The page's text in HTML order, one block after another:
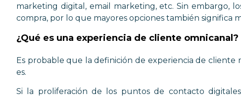
marketing digital, email marketing, etc. Sin embargo,
compra, por lo que mayores opciones también significa
¿Qué es una experiencia de cliente omnicanal?
Es probable que la definición de experiencia de
es.
Si la proliferación de los puntos de contacto